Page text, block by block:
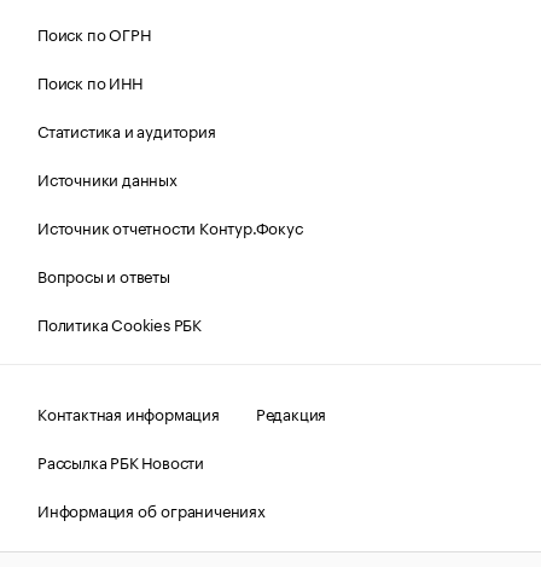
Поиск по ОГРН
Поиск по ИНН
Статистика и аудитория
Источники данных
Источник отчетности Контур.Фокус
Вопросы и ответы
Политика Cookies РБК
Контактная информация
Редакция
Рассылка РБК Новости
Информация об ограничениях
Правовая информация
О соблюдении авторских прав